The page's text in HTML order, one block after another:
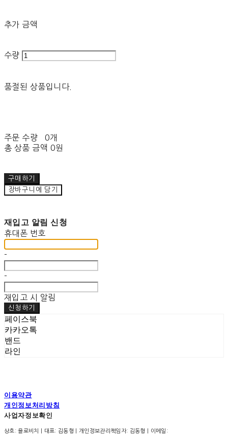
추가 금액
수량
품절된 상품입니다.
주문 수량
0개
총 상품 금액 0원
구매하기
장바구니에 담기
재입고 알림 신청
휴대폰 번호
-
-
재입고 시 알림
신청하기
페이스북
카카오톡
밴드
라인
이용약관
개인정보처리방침
사업자정보확인
상호: 욜로비치 | 대표: 김동형 | 개인정보관리책임자: 김동형 | 이메일: